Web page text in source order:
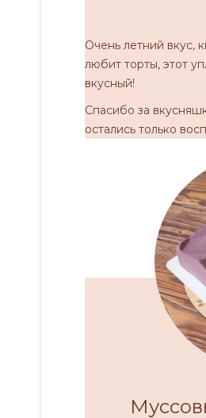
Очень летний вкус,
любит торты, этот
вкусный!
Спасибо за
остались только